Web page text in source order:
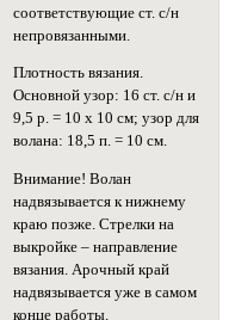
соответствующие ст. с/н
непровязанными.
Плотность вязания.
Основной узор: 16 ст. с/н и
9,5 р. = 10 х 10 см; узор для
волана: 18,5 п. = 10 см.
Внимание! Волан
надвязывается к нижнему
краю позже. Стрелки на
выкройке – направление
вязания. Арочный край
надвязывается уже в самом
конце работы.